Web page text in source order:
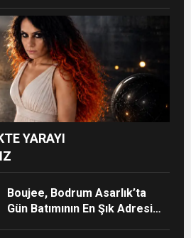
YARAYI
Boujee, Bodrum Asarlık’ta
Gün Batımının En Şık Adresi